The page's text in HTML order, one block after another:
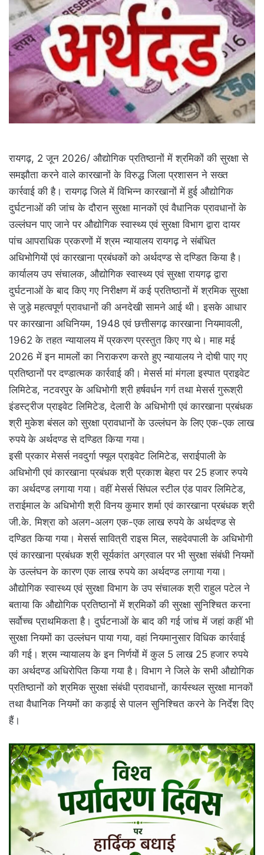
रायगढ़, 2 जून 2026/ औद्योगिक प्रतिष्ठानों में श्रमिकों की सुरक्षा से
समझौता करने वाले कारखानों के विरुद्ध जिला प्रशासन ने सख्त
कार्रवाई की है। रायगढ़ जिले में विभिन्न कारखानों में हुई औद्योगिक
दुर्घटनाओं की जांच के दौरान सुरक्षा मानकों एवं वैधानिक प्रावधानों के
उल्लंघन पाए जाने पर औद्योगिक स्वास्थ्य एवं सुरक्षा विभाग द्वारा दायर
पांच आपराधिक प्रकरणों में श्रम न्यायालय रायगढ़ ने संबंधित
अधिभोगियों एवं कारखाना प्रबंधकों को अर्थदण्ड से दण्डित किया है।
कार्यालय उप संचालक, औद्योगिक स्वास्थ्य एवं सुरक्षा रायगढ़ द्वारा
दुर्घटनाओं के बाद किए गए निरीक्षण में कई प्रतिष्ठानों में श्रमिक सुरक्षा
से जुड़े महत्वपूर्ण प्रावधानों की अनदेखी सामने आई थी। इसके आधार
पर कारखाना अधिनियम, 1948 एवं छत्तीसगढ़ कारखाना नियमावली,
1962 के तहत न्यायालय में प्रकरण प्रस्तुत किए गए थे। माह मई
2026 में इन मामलों का निराकरण करते हुए न्यायालय ने दोषी पाए गए
प्रतिष्ठानों पर दण्डात्मक कार्रवाई की। मेसर्स मां मंगला इस्पात प्राइवेट
लिमिटेड, नटवरपुर के अधिभोगी श्री हर्षवर्धन गर्ग तथा मेसर्स गुरूश्री
इंडस्ट्रीज प्राइवेट लिमिटेड, देलारी के अधिभोगी एवं कारखाना प्रबंधक
श्री मुकेश बंसल को सुरक्षा प्रावधानों के उल्लंघन के लिए एक-एक लाख
रुपये के अर्थदण्ड से दण्डित किया गया।
इसी प्रकार मेसर्स नवदुर्गा फ्यूल प्राइवेट लिमिटेड, सराईपाली के
अधिभोगी एवं कारखाना प्रबंधक श्री प्रकाश बेहरा पर 25 हजार रुपये
का अर्थदण्ड लगाया गया। वहीं मेसर्स सिंघल स्टील एंड पावर लिमिटेड,
तराईमाल के अधिभोगी श्री विनय कुमार शर्मा एवं कारखाना प्रबंधक श्री
जी.के. मिश्रा को अलग-अलग एक-एक लाख रुपये के अर्थदण्ड से
दण्डित किया गया। मेसर्स सावित्री राइस मिल, सहदेवपाली के अधिभोगी
एवं कारखाना प्रबंधक श्री सूर्यकांत अग्रवाल पर भी सुरक्षा संबंधी नियमों
के उल्लंघन के कारण एक लाख रुपये का अर्थदण्ड लगाया गया।
औद्योगिक स्वास्थ्य एवं सुरक्षा विभाग के उप संचालक श्री राहुल पटेल ने
बताया कि औद्योगिक प्रतिष्ठानों में श्रमिकों की सुरक्षा सुनिश्चित करना
सर्वोच्च प्राथमिकता है। दुर्घटनाओं के बाद की गई जांच में जहां कहीं भी
सुरक्षा नियमों का उल्लंघन पाया गया, वहां नियमानुसार विधिक कार्रवाई
की गई। श्रम न्यायालय के इन निर्णयों में कुल 5 लाख 25 हजार रुपये
का अर्थदण्ड अधिरोपित किया गया है। विभाग ने जिले के सभी औद्योगिक
प्रतिष्ठानों को श्रमिक सुरक्षा संबंधी प्रावधानों, कार्यस्थल सुरक्षा मानकों
तथा वैधानिक नियमों का कड़ाई से पालन सुनिश्चित करने के निर्देश दिए
हैं।